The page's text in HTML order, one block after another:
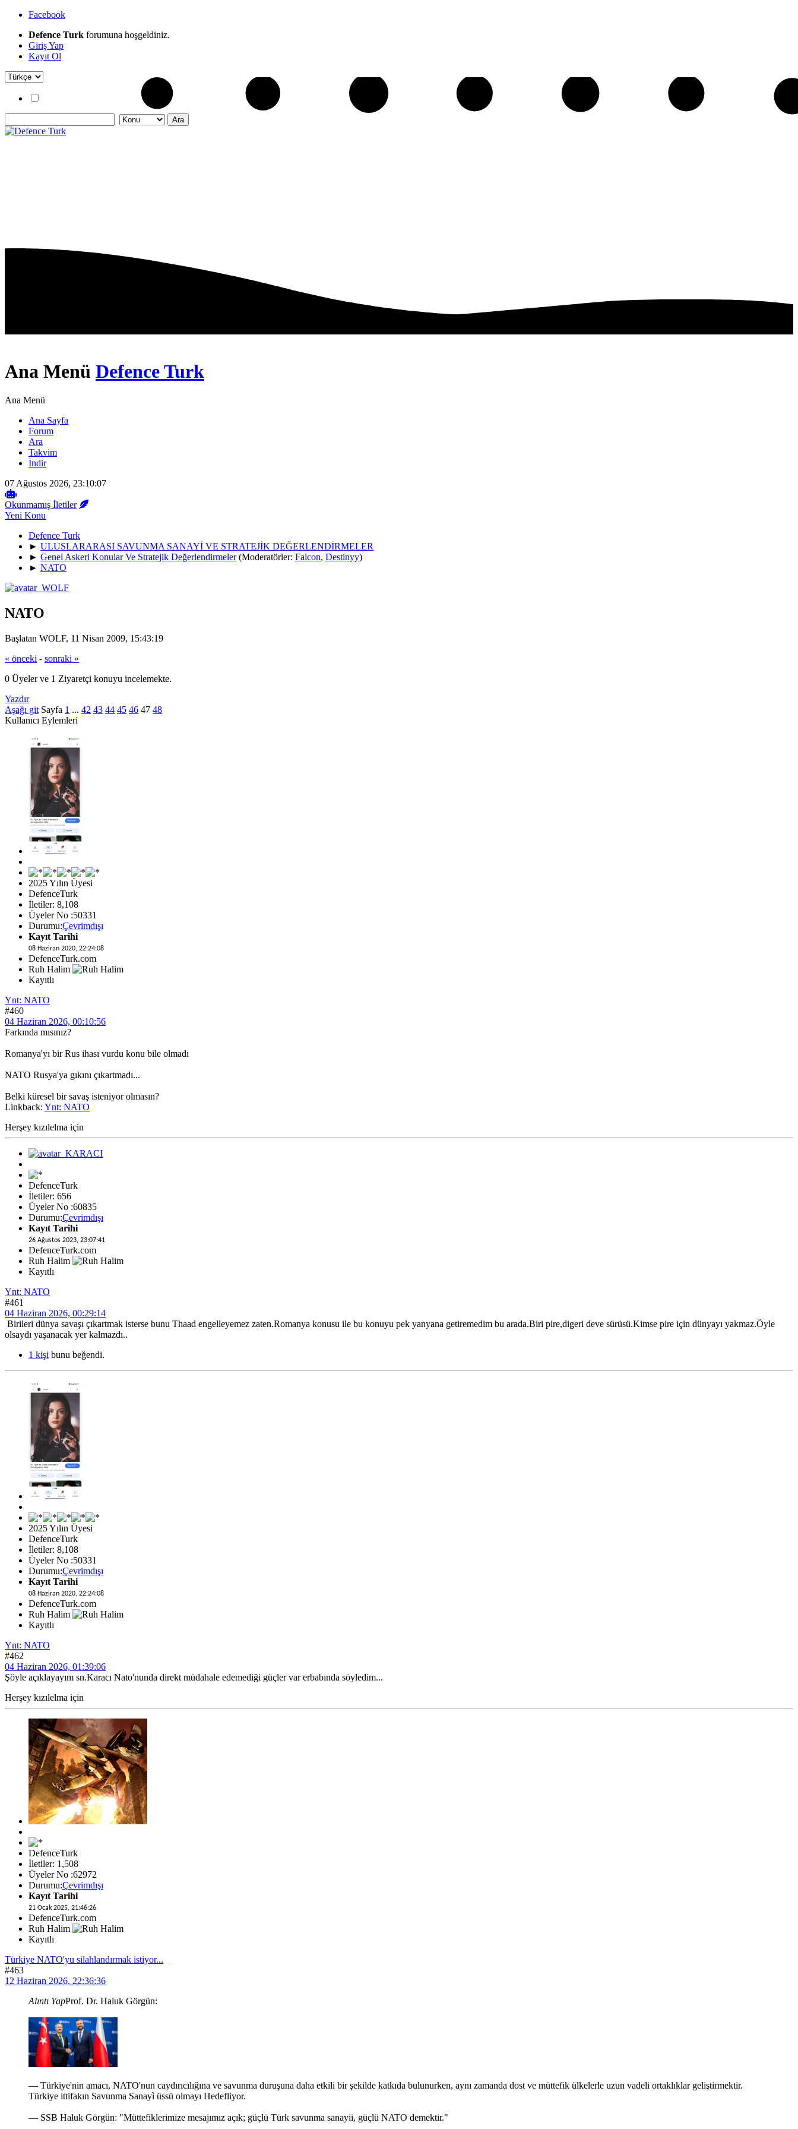
Facebook
Defence Turk forumuna hoşgeldiniz.
Giriş Yap
Kayıt Ol
Ana Menü Defence Turk
Ana Menü
Ana Sayfa
Forum
Ara
Takvim
İndir
07 Ağustos 2026, 23:10:07
Okunmamış İletiler
Yeni Konu
Defence Turk
► ULUSLARARASI SAVUNMA SANAYİ VE STRATEJİK DEĞERLENDİRMELER
► Genel Askeri Konular Ve Stratejik Değerlendirmeler (Moderatörler: Falcon, Destinyy)
► NATO
NATO
Başlatan WOLF, 11 Nisan 2009, 15:43:19
« önceki - sonraki »
0 Üyeler ve 1 Ziyaretçi konuyu incelemekte.
Yazdır
Aşağı git Sayfa 1 ... 42 43 44 45 46 47 48
Kullanıcı Eylemleri
2025 Yılın Üyesi
DefenceTurk
İletiler: 8,108
Üyeler No :50331
Durumu:Çevrimdışı
Kayıt Tarihi
08 Haziran 2020, 22:24:08
DefenceTurk.com
Ruh Halim
Kayıtlı
Ynt: NATO
#460
04 Haziran 2026, 00:10:56
Farkında mısınız?
Romanya'yı bir Rus ihası vurdu konu bile olmadı
NATO Rusya'ya gıkını çıkartmadı...
Belki küresel bir savaş isteniyor olmasın?
Linkback: Ynt: NATO
Herşey kızılelma için
DefenceTurk
İletiler: 656
Üyeler No :60835
Durumu:Çevrimdışı
Kayıt Tarihi
26 Ağustos 2023, 23:07:41
DefenceTurk.com
Ruh Halim
Kayıtlı
Ynt: NATO
#461
04 Haziran 2026, 00:29:14
Birileri dünya savaşı çıkartmak isterse bunu Thaad engelleyemez zaten.Romanya konusu ile bu konuyu pek yanyana getiremedim bu arada.Biri pire,digeri deve sürüsü.Kimse pire için dünyayı yakmaz.Öyle
olsaydı yaşanacak yer kalmazdı..
1 kişi bunu beğendi.
2025 Yılın Üyesi
DefenceTurk
İletiler: 8,108
Üyeler No :50331
Durumu:Çevrimdışı
Kayıt Tarihi
08 Haziran 2020, 22:24:08
DefenceTurk.com
Ruh Halim
Kayıtlı
Ynt: NATO
#462
04 Haziran 2026, 01:39:06
Şöyle açıklayayım sn.Karacı Nato'nunda direkt müdahale edemediği güçler var erbabında söyledim...
Herşey kızılelma için
DefenceTurk
İletiler: 1,508
Üyeler No :62972
Durumu:Çevrimdışı
Kayıt Tarihi
21 Ocak 2025, 21:46:26
DefenceTurk.com
Ruh Halim
Kayıtlı
Türkiye NATO'yu silahlandırmak istiyor...
#463
12 Haziran 2026, 22:36:36
Alıntı YapProf. Dr. Haluk Görgün:
— Türkiye'nin amacı, NATO'nun caydırıcılığına ve savunma duruşuna daha etkili bir şekilde katkıda bulunurken, aynı zamanda dost ve müttefik ülkelerle uzun vadeli ortaklıklar geliştirmektir.
Türkiye ittifakın Savunma Sanayì üssü olmayı Hedefliyor.
— SSB Haluk Görgün: "Müttefiklerimize mesajımız açık; güçlü Türk savunma sanayii, güçlü NATO demektir."